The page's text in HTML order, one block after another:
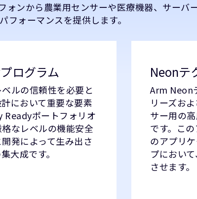
ンから農業用センサーや医療機器、サーバ
フォーマンスを提供します。
ログラム
ルの信頼性を必要と
において重要な要素
Readyポートフォリオ
なレベルの機能安全
発によって生み出さ
大成です。
Neonテ
Arm Neon
リーズお
サー用の
です。こ
のアプリ
プにおい
させます。